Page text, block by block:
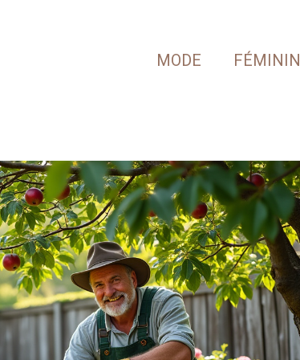
MODE FÉMININ